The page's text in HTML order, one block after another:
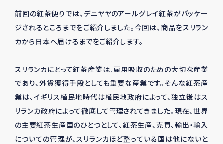
前回の紅茶便りでは、デニヤヤのアールグレイ紅茶がパッケー
ジされるところまでをご紹介しました。今回は、商品をスリラン
カから日本へ届けるまでをご紹介します。
スリランカにとって紅茶産業は、雇用吸収のための大切な産業
であり、外貨獲得手段としても重要な産業です。そんな紅茶産
業は、イギリス植民地時代は植民地政府によって、独立後はス
リランカ政府によって徹底して管理されてきました。現在、世界
の主要紅茶生産国のひとつとして、紅茶生産、売買、輸出・輸入
についての管理が、スリランカほど整っている国は他にないと